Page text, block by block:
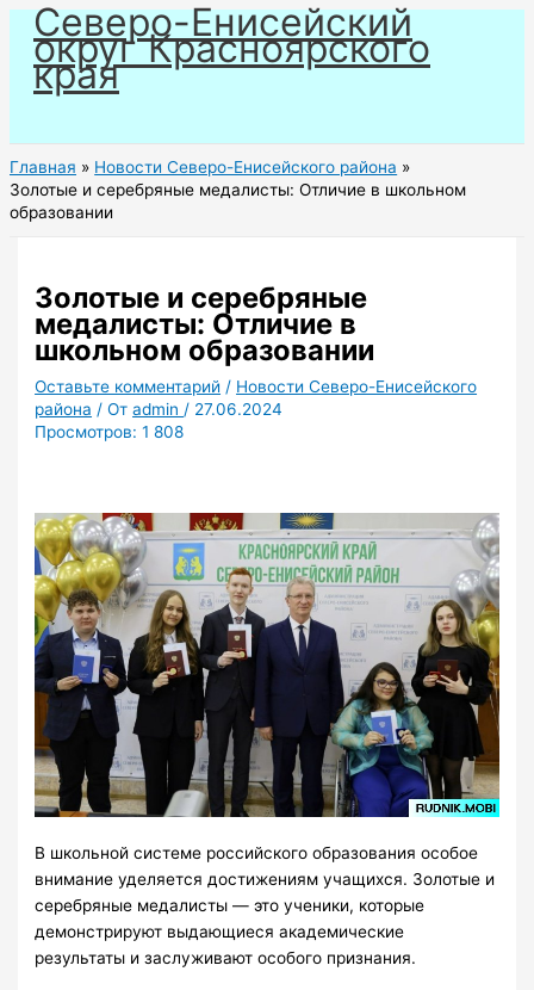
Перейти
содержимому
Северо-Енисейский
округ Красноярского
края
Главная
Новости Северо-Енисейского района
Золотые и серебряные медалисты: Отличие в школьном
образовании
Золотые и серебряные
медалисты: Отличие в
школьном образовании
Оставьте комментарий / Новости Северо-Енисейского
района / Отadmin / 27.06.2024
Просмотров: 1 808
В школьной системе российского образования особое
внимание уделяется достижениям учащихся. Золотые и
серебряные медалисты — это ученики, которые
демонстрируют выдающиеся академические
результаты и заслуживают особого признания.